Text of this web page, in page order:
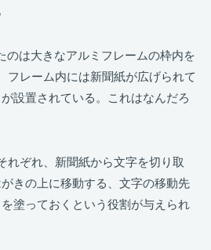
のは大きなアルミフレームの枠内を
フレーム内には新聞紙が広げられて
設置されている。これはなんだろ
れぞれ、新聞紙から文字を切り取
きの上に移動する、文字の移動先
塗っておくという役割が与えられ